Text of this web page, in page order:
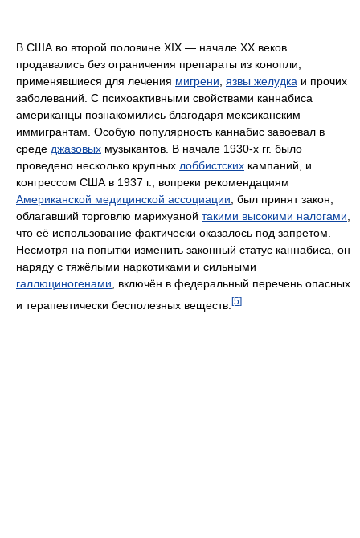
В США во второй половине XIX — начале XX веков
продавались без ограничения препараты из конопли,
применявшиеся для лечения мигрени язвы желудка и прочих
заболеваний. С психоактивными свойствами каннабиса
американцы познакомились благодаря мексиканским
иммигрантам. Особую популярность каннабис завоевал в
среде джазовых музыкантов. В начале 1930-х гг. было
проведено несколько крупных лоббистских кампаний, и
конгрессом США в 1937 г., вопреки рекомендациям
Американской медицинской ассоциации , был принят закон,
облагавший торговлю марихуаной такими высокими налогами
что её использование фактически оказалось под запретом.
Несмотря на попытки изменить законный статус каннабиса, он
наряду с тяжёлыми наркотиками и сильными
галлюциногенами , включён в федеральный перечень опасных
и терапевтически бесполезных веществ. [5]